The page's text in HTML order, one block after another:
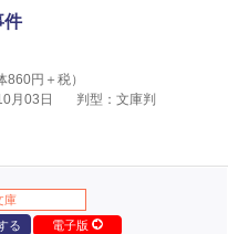
件
860円＋税）
月03日
判型：文庫判
庫
る
電子版